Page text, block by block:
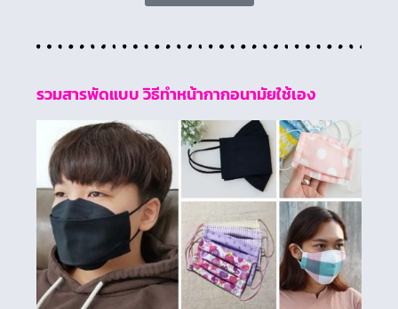
รวมสารพัดแบบ วิธีทำหน้ากากอนามัยใช้เอง